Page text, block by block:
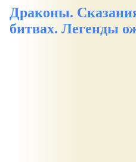
Драконы.
битвах. Легенды